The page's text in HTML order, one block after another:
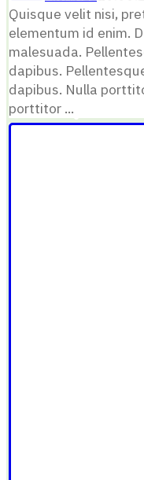
Quisque velit nisi,
elementum id enim.
malesuada.
dapibus.
dapibus. Nulla
porttitor ...